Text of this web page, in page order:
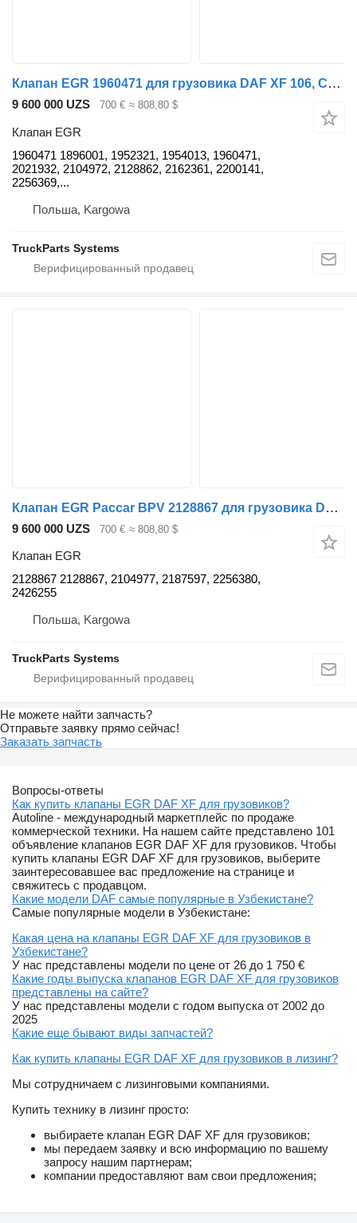
Клапан EGR 1960471 для грузовика DAF XF 106, CF 85, Euro 6
9 600 000 UZS 700 € ≈ 808,80 $
Клапан EGR
1960471 1896001, 1952321, 1954013, 1960471,
2021932, 2104972, 2128862, 2162361, 2200141,
2256369,...
Польша, Kargowa
TruckParts Systems
Клапан EGR Paccar BPV 2128867 для грузовика DAF XF 106
9 600 000 UZS 700 € ≈ 808,80 $
Клапан EGR
2128867 2128867, 2104977, 2187597, 2256380,
2426255
Польша, Kargowa
TruckParts Systems
Не можете найти запчасть?
Отправьте заявку прямо сейчас!
Заказать запчасть
Вопросы-ответы
Как купить клапаны EGR DAF XF для грузовиков?
Autoline - международный маркетплейс по продаже
коммерческой техники. На нашем сайте представлено 101
объявление клапанов EGR DAF XF для грузовиков. Чтобы
купить клапаны EGR DAF XF для грузовиков, выберите
заинтересовавшее вас предложение на странице и
свяжитесь с продавцом.
Какие модели DAF самые популярные в Узбекистане?
Самые популярные модели в Узбекистане:
Какая цена на клапаны EGR DAF XF для грузовиков в
Узбекистане?
У нас представлены модели по цене от 26 до 1 750 €
Какие годы выпуска клапанов EGR DAF XF для грузовиков
представлены на сайте?
У нас представлены модели с годом выпуска от 2002 до
2025
Какие еще бывают виды запчастей?
Как купить клапаны EGR DAF XF для грузовиков в лизинг?
Мы сотрудничаем с лизинговыми компаниями.
Купить технику в лизинг просто:
выбираете клапан EGR DAF XF для грузовиков;
мы передаем заявку и всю информацию по вашему
запросу нашим партнерам;
компании предоставляют вам свои предложения;